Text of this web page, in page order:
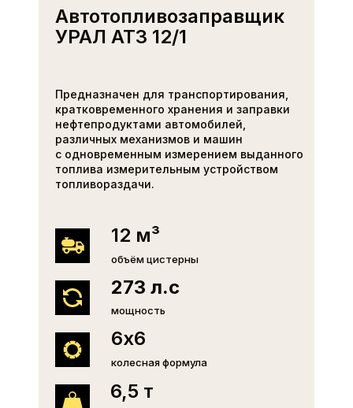
Автотопливозаправщик
УРАЛ АТЗ 12/1
Предназначен для транспортирования,
кратковременного хранения и заправки
нефтепродуктами автомобилей,
различных механизмов и машин
с одновременным измерением выданного
топлива измерительным устройством
топливораздачи.
объём цистерны
12 м³
мощность
273 л.с
колесная формула
6х6
6,5 т